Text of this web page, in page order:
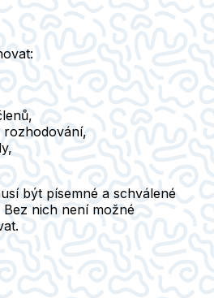
,
rozhodování,
,
být písemné a schválené
nich není možné